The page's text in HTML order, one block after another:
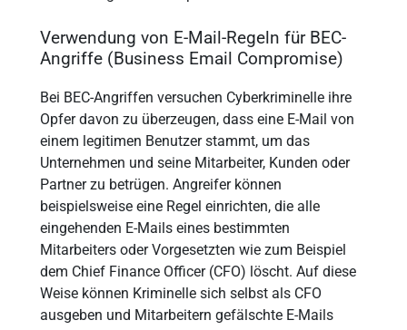
Verwendung von E-Mail-Regeln für BEC-
Angriffe (Business Email Compromise)
Bei BEC-Angriffen versuchen Cyberkriminelle ihre
Opfer davon zu überzeugen, dass eine E-Mail von
einem legitimen Benutzer stammt, um das
Unternehmen und seine Mitarbeiter, Kunden oder
Partner zu betrügen. Angreifer können
beispielsweise eine Regel einrichten, die alle
eingehenden E-Mails eines bestimmten
Mitarbeiters oder Vorgesetzten wie zum Beispiel
dem Chief Finance Officer (CFO) löscht. Auf diese
Weise können Kriminelle sich selbst als CFO
ausgeben und Mitarbeitern gefälschte E-Mails